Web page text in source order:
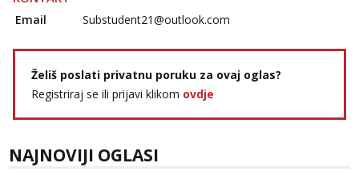
Email Substudent21@outlook.com
Želiš poslati privatnu poruku za ovaj oglas?
Registriraj se ili prijavi klikom ovdje
NAJNOVIJI OGLASI